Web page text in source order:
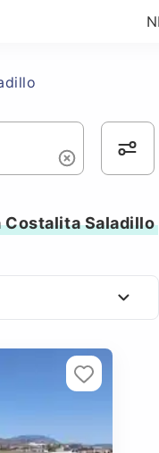
Costalita Saladillo